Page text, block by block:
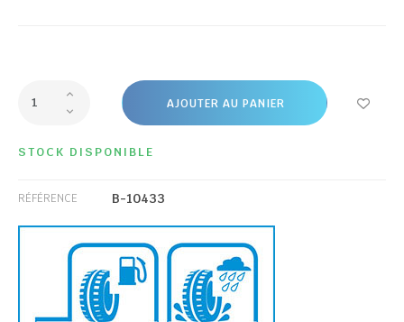
AJOUTER AU PANIER
STOCK DISPONIBLE
RÉFÉRENCE B-10433